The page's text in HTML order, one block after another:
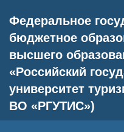
Федеральное
бюджетное
высшего
«Российский
университет
ВО «РГУТИС»)